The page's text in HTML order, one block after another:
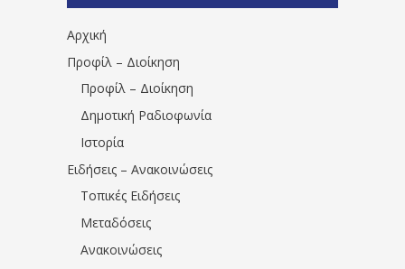
Αρχική
Προφίλ – Διοίκηση
Προφίλ – Διοίκηση
Δημοτική Ραδιοφωνία
Ιστορία
Ειδήσεις – Ανακοινώσεις
Τοπικές Ειδήσεις
Μεταδόσεις
Ανακοινώσεις